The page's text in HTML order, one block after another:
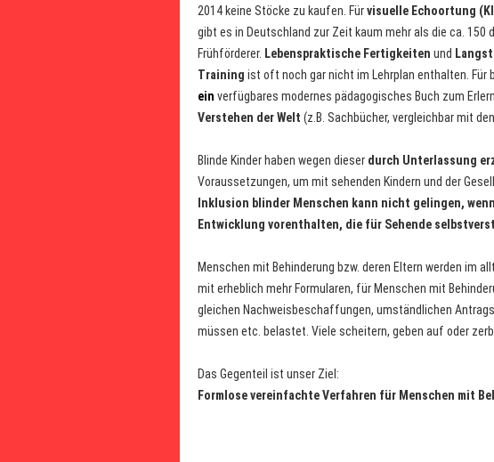
2014 keine Stöcke zu kaufen. Fürvisuelle Echoortung
gibt es in Deutschland zur Zeit kaum mehr als die ca.
Frühförderer. Lebenspraktische Fertigkeiten und
Training ist oft noch gar nicht im Lehrplan enthalten. Für
ein verfügbares modernes pädagogisches Buch zum
Verstehen der Welt (z.B. Sachbücher, vergleichbar mit
Blinde Kinder haben wegen dieser durch Unterlassung
Voraussetzungen, um mit sehenden Kindern und der
Inklusion blinder Menschen kann nicht gelingen,
Entwicklung vorenthalten, die für Sehende
Menschen mit Behinderung bzw. deren Eltern werden im
mit erheblich mehr Formularen, für Menschen mit
gleichen Nachweisbeschaffungen, umständlichen
müssen etc. belastet. Viele scheitern, geben auf oder
Das Gegenteil ist unser Ziel:
Formlose vereinfachte Verfahren für Menschen mit